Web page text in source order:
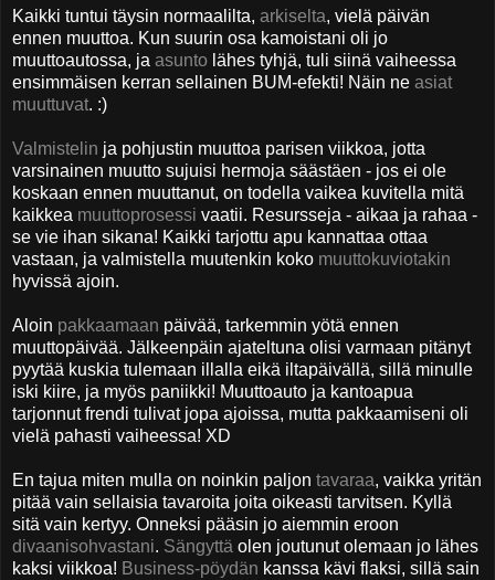
Kaikki tuntui täysin normaalilta, arkiselta, vielä päivän
ennen muuttoa. Kun suurin osa kamoistani oli jo
muuttoautossa, ja asunto lähes tyhjä, tuli siinä vaiheessa
ensimmäisen kerran sellainen BUM-efekti! Näin ne asiat
muuttuvat. :)
Valmistelin ja pohjustin muuttoa parisen viikkoa, jotta
varsinainen muutto sujuisi hermoja säästäen - jos ei ole
koskaan ennen muuttanut, on todella vaikea kuvitella mitä
kaikkea muuttoprosessi vaatii. Resursseja - aikaa ja rahaa -
se vie ihan sikana! Kaikki tarjottu apu kannattaa ottaa
vastaan, ja valmistella muutenkin koko muuttokuviotakin
hyvissä ajoin.
Aloin pakkaamaan päivää, tarkemmin yötä ennen
muuttopäivää. Jälkeenpäin ajateltuna olisi varmaan pitänyt
pyytää kuskia tulemaan illalla eikä iltapäivällä, sillä minulle
iski kiire, ja myös paniikki! Muuttoauto ja kantoapua
tarjonnut frendi tulivat jopa ajoissa, mutta pakkaamiseni oli
vielä pahasti vaiheessa! XD
En tajua miten mulla on noinkin paljon tavaraa, vaikka yritän
pitää vain sellaisia tavaroita joita oikeasti tarvitsen. Kyllä
sitä vain kertyy. Onneksi pääsin jo aiemmin eroon
divaanisohvastani. Sängyttä olen joutunut olemaan jo lähes
kaksi viikkoa! Business-pöydän kanssa kävi flaksi, sillä sain